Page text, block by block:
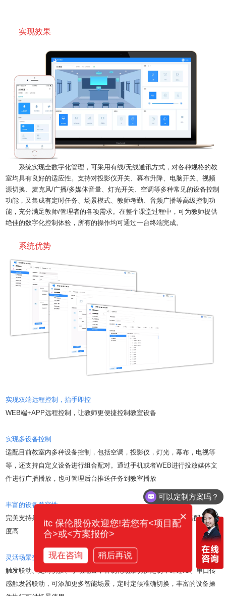
实现效果
系统实现全数字化管理，可采用有线/无线通讯方式，对各种规格的教
室均具有良好的适应性。支持对投影仪开关、幕布升降、电脑开关、视频
源切换、麦克风/广播/多媒体音量、灯光开关、空调等多种常见的设备控制
功能，又集成有定时任务、场景模式、教师考勤、音频广播等高级控制功
能，充分满足教师/管理者的各项需求。在整个课堂过程中，可为教师提供
绝佳的数字化控制体验，所有的操作均可通过一台终端完成。
系统优势
实现双端远程控制，抬手即控
WEB端+APP远程控制，让教师更便捷控制教室设备
实现多设备控制
适配目前教室内多种设备控制，包括空调，投影仪，灯光，幕布，电视等
等，还支持自定义设备进行组合配对。通过手机或者WEB进行投放媒体文
件进行广播播放，也可管理后台推送任务到教室播放
丰富的设备兼容性
完美支持射频433、红外、IO、继电器、串口等控制方式，随心搭配，自由
度高
灵活场景变换
触发联动、定时切换、手动配置，客制化场景切换定制，通过IO、串口传
感触发器联动，可添加更多智能场景，定时定候准确切换，丰富的设备操
可以定制方案吗？
×
itc 保伦股份欢迎您!若您有<项目配
合>或<方案报价>
现在咨询 稍后再说